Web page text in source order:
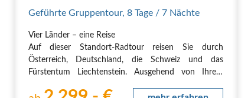
Geführte Gruppentour, 8 Tage / 7 Nächte
Vier Länder – eine Reise
Auf dieser Standort-Radtour reisen Sie durch
Österreich, Deutschland, die Schweiz und das
Fürstentum Liechtenstein. Ausgehend von Ihrem